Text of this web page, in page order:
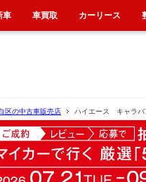
区の中古車販売店 ハイエース キャラ
車 車買取 カーリース